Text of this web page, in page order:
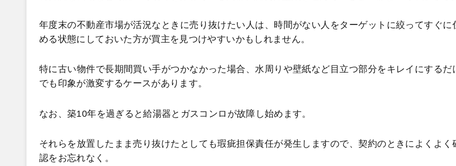
年度末の不動産市場が活況なときに売り抜けたい人は、時間がない人をターゲットに絞ってすぐに
める状態にしておいた方が買主を見つけやすいかもしれません。
特に古い物件で長期間買い手がつかなかった場合、水周りや壁紙など目立つ部分をキレイにするだ
でも印象が激変するケースがあります。
なお、築10年を過ぎると給湯器とガスコンロが故障し始めます。
それらを放置したまま売り抜けたとしても瑕疵担保責任が発生しますので、契約のときによくよく
認をお忘れなく。